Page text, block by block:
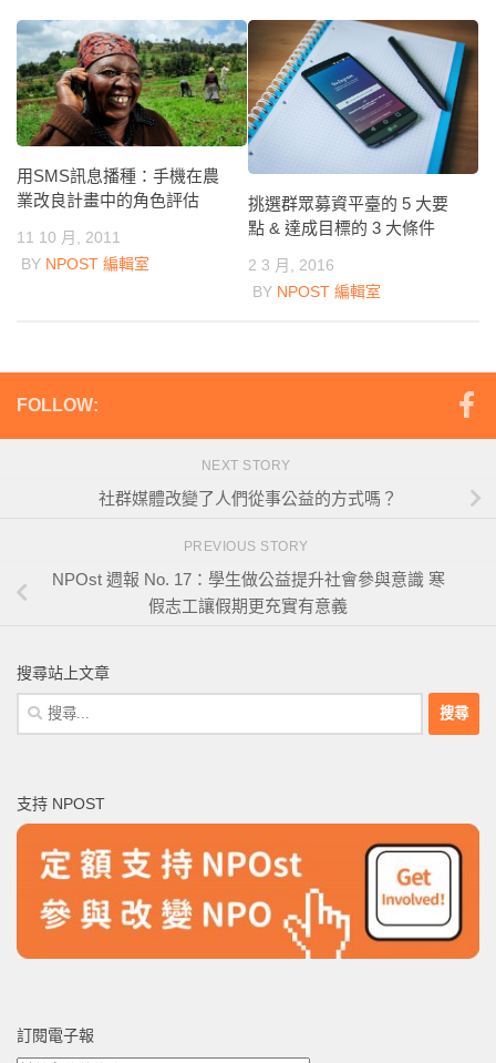
用SMS訊息播種：手機在農
業改良計畫中的角色評估
11 10 月, 2011
BY NPOST 編輯室
挑選群眾募資平臺的 5 大要
點 & 達成目標的 3 大條件
2 3 月, 2016
BY NPOST 編輯室
FOLLOW:
NEXT STORY
社群媒體改變了人們從事公益的方式嗎？
PREVIOUS STORY
NPOst 週報 No. 17：學生做公益提升社會參與意識 寒
假志工讓假期更充實有意義
搜尋站上文章
搜
尋
字:
支持 NPOST
訂閱電子報